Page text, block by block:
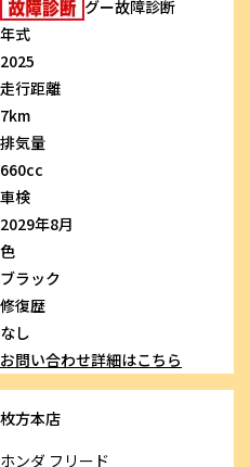
グー故障診断
年式
2025
走行距離
7km
排気量
660cc
車検
2029年8月
色
ブラック
修復歴
なし
お問い合わせ詳細はこちら
枚方本店
ホンダ フリード